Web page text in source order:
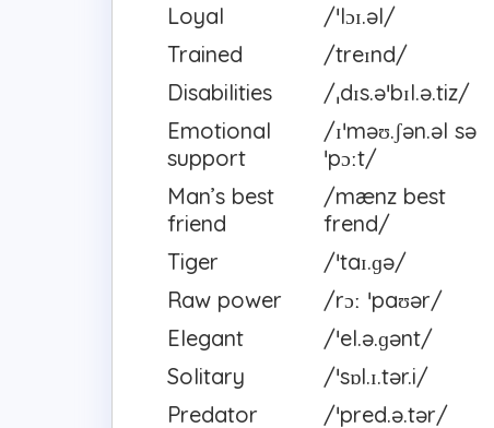
Loyal
/ˈlɔɪ.əl/
Trained
/treɪnd/
Disabilities
/ˌdɪs.əˈbɪl.ə.tiz/
Emotional
support
/ɪˈməʊ.ʃən.əl sə
ˈpɔːt/
Man’s best
friend
/mænz best
frend/
Tiger
/ˈtaɪ.ɡə/
Raw power
/rɔː ˈpaʊər/
Elegant
/ˈel.ə.ɡənt/
Solitary
/ˈsɒl.ɪ.tər.i/
Predator
/ˈpred.ə.tər/